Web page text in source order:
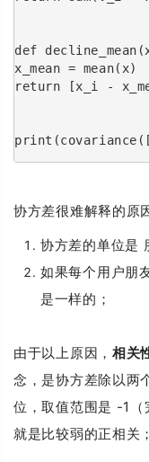
def
x_mean = mean(x)
return [x_i -
协方差很难解释的原
协方差的单位是
如果每个用户朋
是一样的；
由于以上原因， 相关
念，是协方差除以两
位，取值范围是 -1
就是比较弱的正相关；